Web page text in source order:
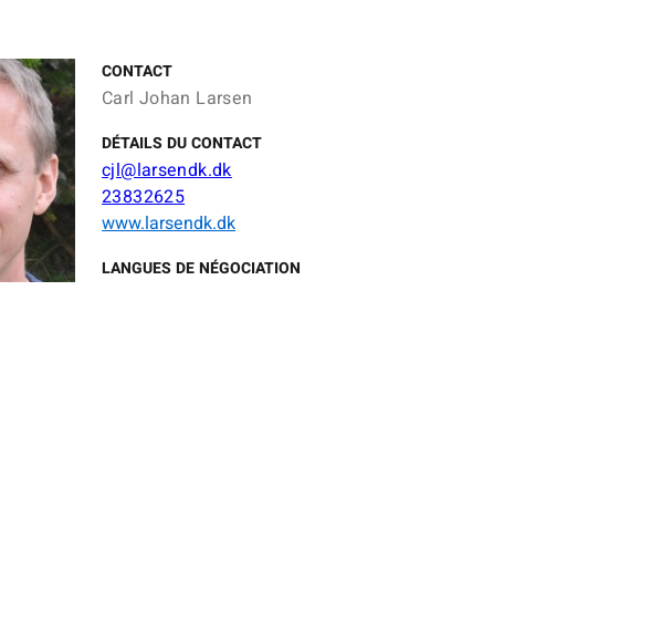
CONTACT
Carl Johan Larsen
DÉTAILS DU CONTACT
cjl@larsendk.dk
23832625
www.larsendk.dk
LANGUES DE NÉGOCIATION